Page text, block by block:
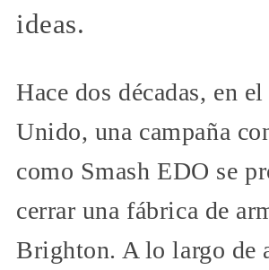
ideas.
Hace dos décadas, en
Unido, una campaña
como Smash EDO se
cerrar una fábrica de
Brighton. A lo largo de